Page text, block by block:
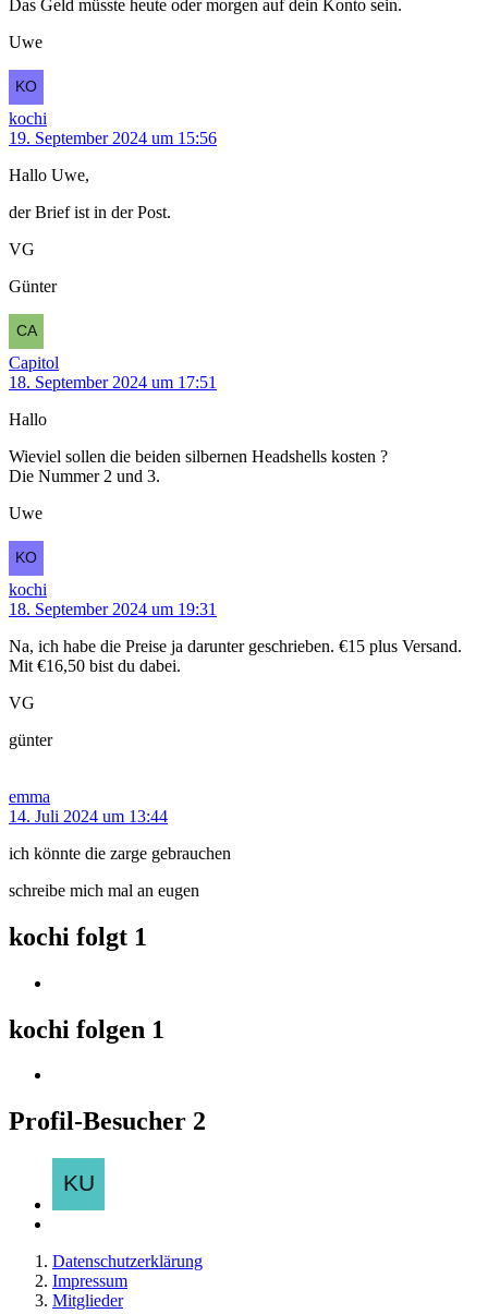
Das Geld müsste heute oder morgen auf dein Konto sein.
Uwe
kochi
19. September 2024 um 15:56
Hallo Uwe,
der Brief ist in der Post.
VG
Günter
Capitol
18. September 2024 um 17:51
Hallo
Wieviel sollen die beiden silbernen Headshells kosten ?
Die Nummer 2 und 3.
Uwe
kochi
18. September 2024 um 19:31
Na, ich habe die Preise ja darunter geschrieben. €15 plus Versand.
Mit €16,50 bist du dabei.
VG
günter
emma
14. Juli 2024 um 13:44
ich könnte die zarge gebrauchen
schreibe mich mal an eugen
kochi folgt 1
kochi folgen 1
Profil-Besucher 2
Datenschutzerklärung
Impressum
Mitglieder